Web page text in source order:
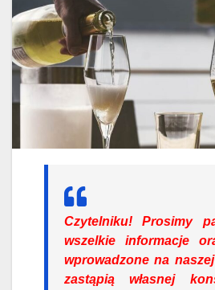
Czytelniku! Prosimy
wszelkie informacje
wprowadzone na
zastąpią własnej